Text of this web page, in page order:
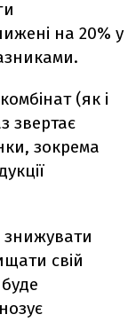
на 20% у
(як і
звертає
зокрема
знижувати
свій